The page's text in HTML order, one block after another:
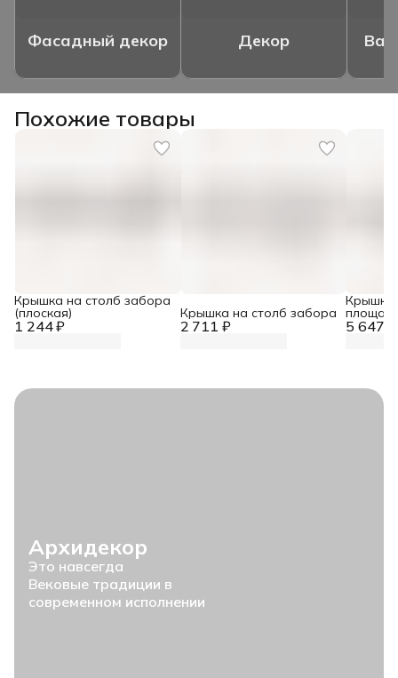
Фасадный декор Декор
Похожие товары
1 244 ₽
Крышка на столб забора
(плоская)
2 711 ₽
Крышка на столб забора
5 647 ₽
Крышка
Архидекор
Это навсегда
Вековые традиции в
современном исполнении